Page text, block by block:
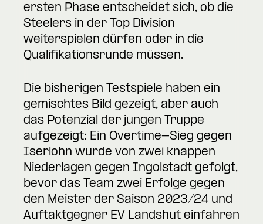
ersten Phase entscheidet sich, ob die
Steelers in der Top Division
weiterspielen dürfen oder in die
Qualifikationsrunde müssen.
Die bisherigen Testspiele haben ein
gemischtes Bild gezeigt, aber auch
das Potenzial der jungen Truppe
aufgezeigt: Ein Overtime-Sieg gegen
Iserlohn wurde von zwei knappen
Niederlagen gegen Ingolstadt gefolgt,
bevor das Team zwei Erfolge gegen
den Meister der Saison 2023/24 und
Auftaktgegner EV Landshut einfahren